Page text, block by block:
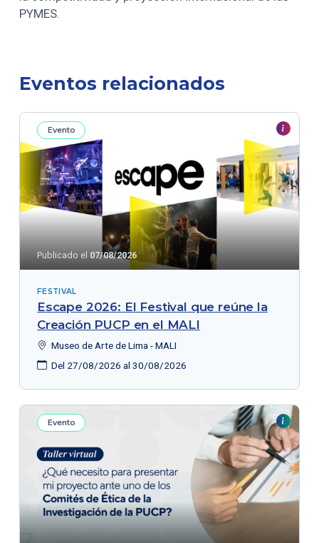
PYMES.
Eventos relacionados
Evento
Publicado el 07/08/2026
FESTIVAL
Escape 2026: El Festival que reúne la
Creación PUCP en el MALI
Museo de Arte de Lima - MALI
Del 27/08/2026 al 30/08/2026
Evento